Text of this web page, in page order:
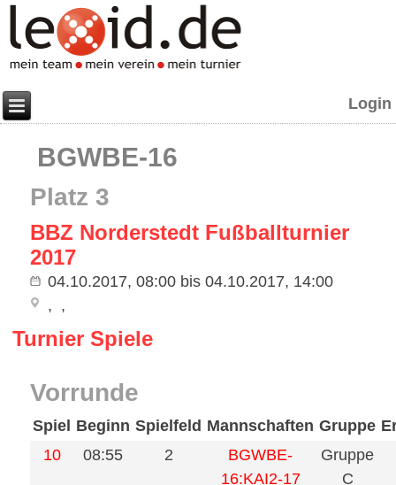
Login
BGWBE-16
Platz 3
BBZ Norderstedt Fußballturnier
2017
04.10.2017, 08:00 bis04.10.2017, 14:00
Turnier Spiele
Vorrunde
Spiel Beginn Spielfeld Mannschaften Gruppe
10
08:55 2
BGWBE-
16:KAI2-17
Gruppe
C